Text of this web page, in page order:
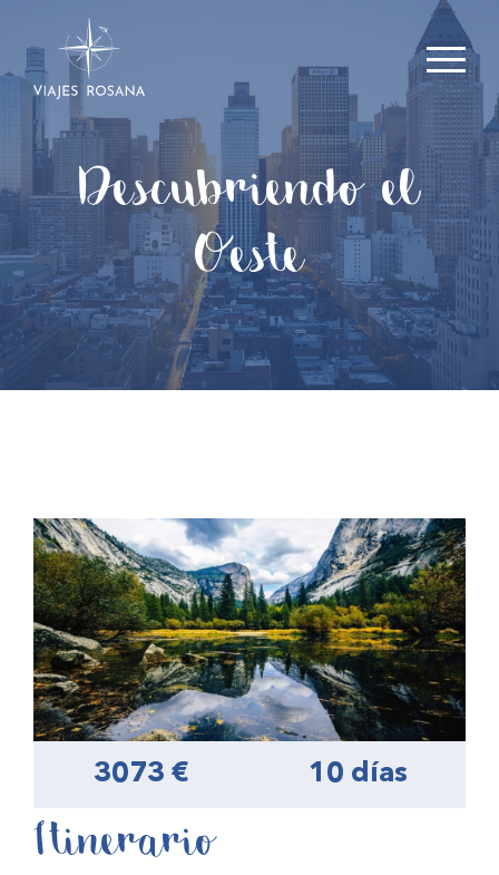
Descubriendo el
Oeste
3073 € 10 días
Itinerario